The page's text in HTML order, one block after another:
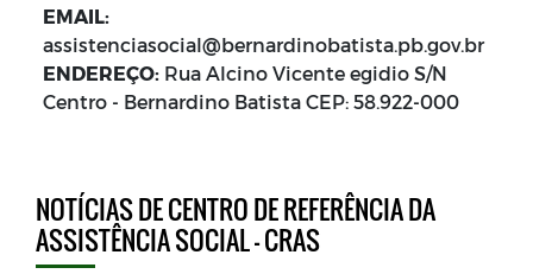
EMAIL:
assistenciasocial@bernardinobatista.pb.gov.br
ENDEREÇO: Rua Alcino Vicente egidio S/N
Centro - Bernardino Batista CEP: 58.922-000
NOTÍCIAS DE CENTRO DE REFERÊNCIA DA
ASSISTÊNCIA SOCIAL - CRAS